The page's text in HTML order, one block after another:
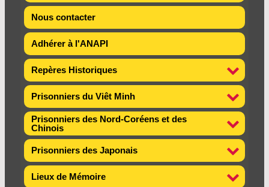
Nous contacter
Adhérer à l'ANAPI
Repères Historiques
Prisonniers du Viêt Minh
Prisonniers des Nord-Coréens et des
Chinois
Prisonniers des Japonais
Lieux de Mémoire